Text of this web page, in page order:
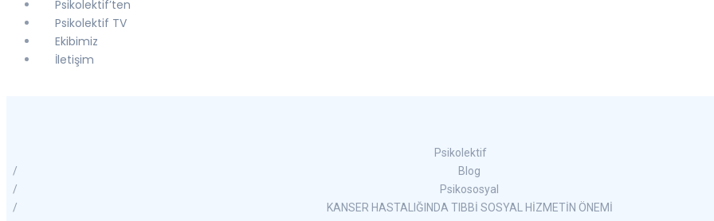
Psikolektif’ten
Psikolektif TV
Ekibimiz
İletişim
Psikolektif
Blog
Psikososyal
KANSER HASTALIĞINDA TIBBİ SOSYAL HİZMETİN ÖNEMİ